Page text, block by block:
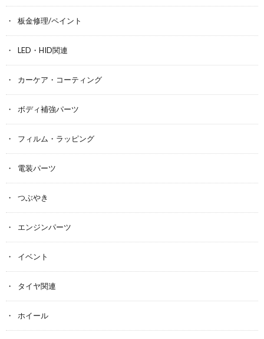
板金修理/ペイント
LED・HID関連
カーケア・コーティング
ボディ補強パーツ
フィルム・ラッピング
電装パーツ
つぶやき
エンジンパーツ
イベント
タイヤ関連
ホイール